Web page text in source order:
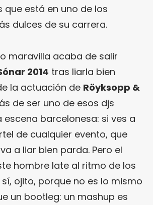
que está en uno de los
dulces de su carrera.
maravilla acaba de salir
2014 tras liarla bien
la actuación de Röyksopp &
de ser uno de esos djs
escena barcelonesa: si ves a
de cualquier evento, que
a liar bien parda. Pero el
hombre late al ritmo de los
sí, ojito, porque no es lo mismo
un bootleg: un mashup es